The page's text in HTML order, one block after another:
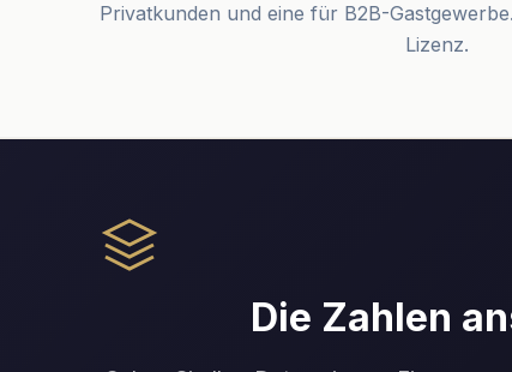
Privatkunden und eine für B2B-
Lizenz.
Die Zahlen